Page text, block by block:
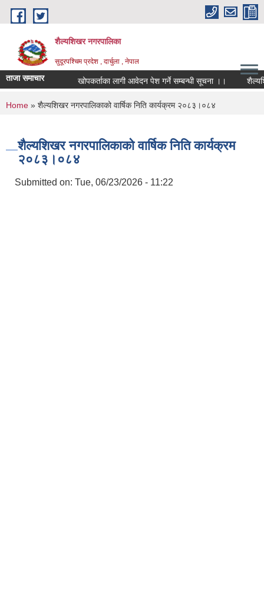
Skip to main content
शैल्यशिखर नगरपालिका
सुदूरपश्चिम प्रदेश , दार्चुला , नेपाल
ताजा समाचार खोपकर्ताका लागी आवेदन पेश गर्ने सम्बन्धी सूचना ।।
You are here
Home » शैल्यशिखर नगरपालिकाको वार्षिक निति कार्यक्रम २०८३।०८४
शैल्यशिखर नगरपालिकाको वार्षिक निति कार्यक्रम
२०८३।०८४
Submitted on: Tue, 06/23/2026 - 11:22